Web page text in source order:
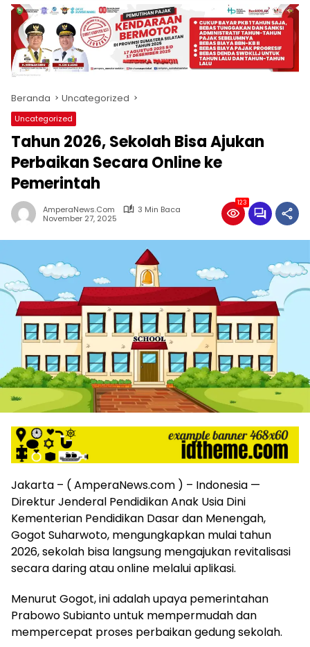
produk
antara
lain
mampu
menjadi
komunikasi
usaha
(beriklan),
fokus
pada
pemberitaan
nasional
maupun
international,
dinamis,
memiliki
kisaran
harga
iklan
relatif
lebih
murah
maupun
media
siber
lainnya,
desain
Koran
dan
media
siber
lebih
bergaya
trendi,
unsur
Beranda Uncategorized
Uncategorized
Tahun 2026, Sekolah Bisa Ajukan
Perbaikan Secara Online ke
Pemerintah
AmperaNews.Com
3 Min Baca
November 27, 2025
123
Jakarta – ( AmperaNews.com ) – Indonesia —
Direktur Jenderal Pendidikan Anak Usia Dini
Kementerian Pendidikan Dasar dan Menengah,
Gogot Suharwoto, mengungkapkan mulai tahun
2026, sekolah bisa langsung mengajukan revitalisasi
secara daring atau online melalui aplikasi.
Menurut Gogot, ini adalah upaya pemerintahan
Prabowo Subianto untuk mempermudah dan
mempercepat proses perbaikan gedung sekolah.